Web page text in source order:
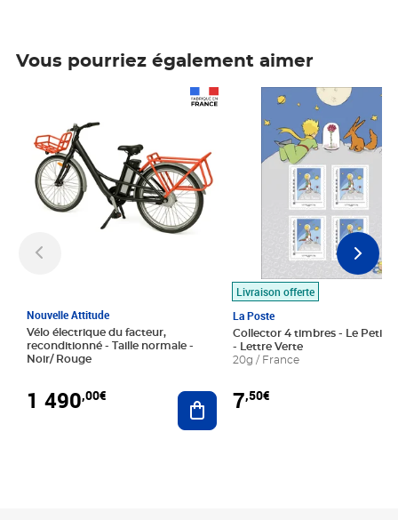
Vous pourriez également aimer
Nouvelle Attitude
Vélo électrique du facteur,
reconditionné - Taille normale -
Noir/ Rouge
1 490,00€ Ajouter au panier
Livraison offerte
La Poste
Collector 4 timbres - Le Petit
- Lettre Verte
20g / France
7,50€
Prix 7,50€